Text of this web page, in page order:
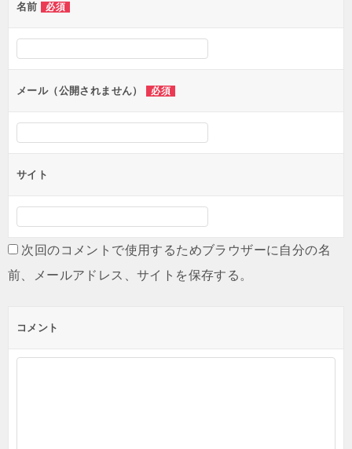
ー
シ
ン
名前 必須
メール（公開されません） 必須
サイト
次回のコメントで使用するためブラウザーに自分の名
前、メールアドレス、サイトを保存する。
コメント